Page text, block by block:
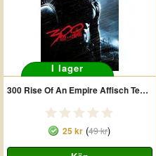
I lager
300 Rise Of An Empire Affisch Teaser A5
25 kr (49 kr)